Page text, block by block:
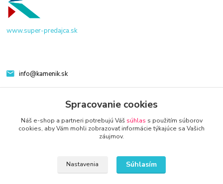
www.super-predajca.sk
info@kamenik.sk
Spracovanie cookies
Náš e-shop a partneri potrebujú Váš súhlas s použitím súborov
cookies, aby Vám mohli zobrazovať informácie týkajúce sa Vašich
záujmov.
Nastavenia Súhlasím